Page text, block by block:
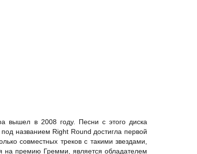
вышел в 2008 году. Песни с этого диска
названием Right Round достигла первой
совместных треков с такими звездами,
на премию Гремми, является обладателем